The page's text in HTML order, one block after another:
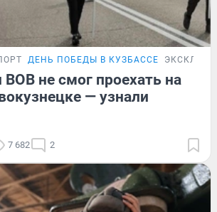
ДЕНЬ ПОБЕДЫ В КУЗБАССЕ
ВОВ не смог проехать на
— узнали
7 682 2